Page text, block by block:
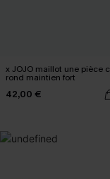
x JOJO maillot une pièce
rond maintien fort
42,00 €